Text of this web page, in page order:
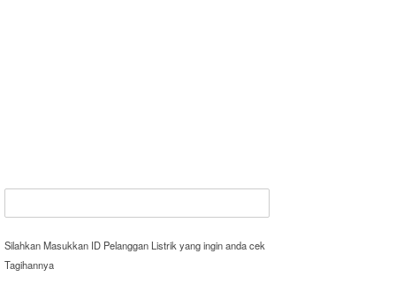
Silahkan Masukkan ID Pelanggan Listrik yang ingin anda cek
Tagihannya